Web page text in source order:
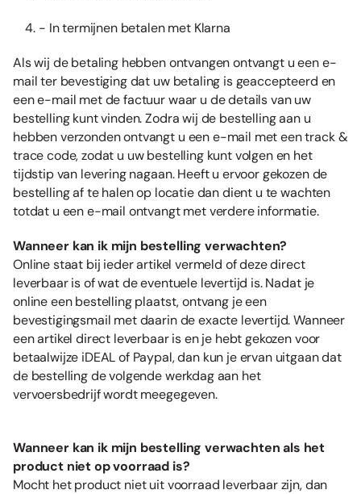
- In termijnen betalen met Klarna
Als wij de betaling hebben ontvangen ontvangt u een e-
mail ter bevestiging dat uw betaling is geaccepteerd en
een e-mail met de factuur waar u de details van uw
bestelling kunt vinden. Zodra wij de bestelling aan u
hebben verzonden ontvangt u een e-mail met een track &
trace code, zodat u uw bestelling kunt volgen en het
tijdstip van levering nagaan. Heeft u ervoor gekozen de
bestelling af te halen op locatie dan dient u te wachten
totdat u een e-mail ontvangt met verdere informatie.
Wanneer kan ik mijn bestelling verwachten?
Online staat bij ieder artikel vermeld of deze direct
leverbaar is of wat de eventuele levertijd is. Nadat je
online een bestelling plaatst, ontvang je een
bevestigingsmail met daarin de exacte levertijd. Wanneer
een artikel direct leverbaar is en je hebt gekozen voor
betaalwijze iDEAL of Paypal, dan kun je ervan uitgaan dat
de bestelling de volgende werkdag aan het
vervoersbedrijf wordt meegegeven.
Wanneer kan ik mijn bestelling verwachten als het
product niet op voorraad is?
Mocht het product niet uit voorraad leverbaar zijn, dan